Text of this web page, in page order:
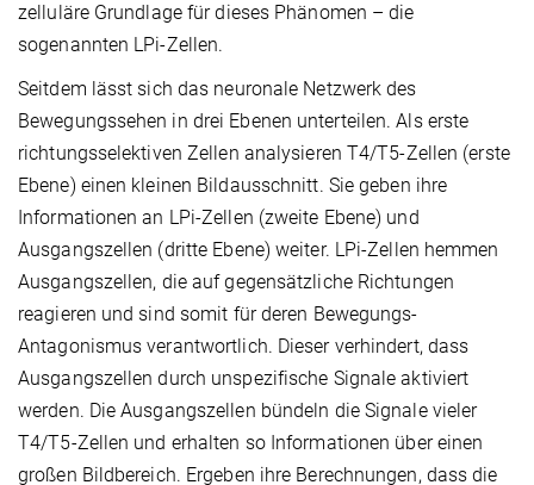
zelluläre Grundlage für dieses Phänomen – die
sogenannten LPi-Zellen.
Seitdem lässt sich das neuronale Netzwerk des
Bewegungssehen in drei Ebenen unterteilen. Als erste
richtungsselektiven Zellen analysieren T4/T5-Zellen (erste
Ebene) einen kleinen Bildausschnitt. Sie geben ihre
Informationen an LPi-Zellen (zweite Ebene) und
Ausgangszellen (dritte Ebene) weiter. LPi-Zellen hemmen
Ausgangszellen, die auf gegensätzliche Richtungen
reagieren und sind somit für deren Bewegungs-
Antagonismus verantwortlich. Dieser verhindert, dass
Ausgangszellen durch unspezifische Signale aktiviert
werden. Die Ausgangszellen bündeln die Signale vieler
T4/T5-Zellen und erhalten so Informationen über einen
großen Bildbereich. Ergeben ihre Berechnungen, dass die